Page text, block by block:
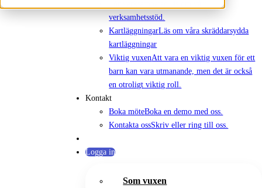
verksamhetsstöd.
KartläggningarLäs om våra skräddarsydda
kartläggningar
Viktig vuxenAtt vara en viktig vuxen för ett
barn kan vara utmanande, men det är också
en otroligt viktig roll.
Kontakt
Boka möteBoka en demo med oss.
Kontakta ossSkriv eller ring till oss.
Logga in
Som vuxen